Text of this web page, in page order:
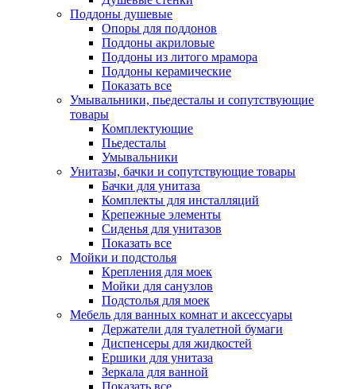
Поддоны душевые
Опоры для поддонов
Поддоны акриловые
Поддоны из литого мрамора
Поддоны керамические
Показать все
Умывальники, пьедесталы и сопутствующие
товары
Комплектующие
Пьедесталы
Умывальники
Унитазы, бачки и сопутствующие товары
Бачки для унитаза
Комплекты для инсталляций
Крепежные элементы
Сиденья для унитазов
Показать все
Мойки и подстолья
Крепления для моек
Мойки для санузлов
Подстолья для моек
Мебель для ванных комнат и аксессуары
Держатели для туалетной бумаги
Диспенсеры для жидкостей
Ершики для унитаза
Зеркала для ванной
Показать все